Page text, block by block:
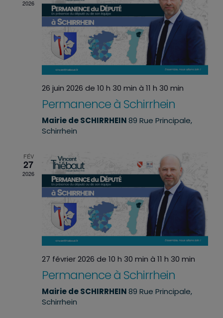
2026
26 juin 2026 de 10 h 30 min à 11 h 30 min
Permanence à Schirrhein
Mairie de SCHIRRHEIN89 Rue Principale,
Schirrhein
FÉV
27
2026
27 février 2026 de 10 h 30 min à 11 h 30 min
Permanence à Schirrhein
Mairie de SCHIRRHEIN89 Rue Principale,
Schirrhein